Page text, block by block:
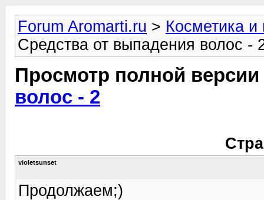
Forum Aromarti.ru > Косметика
Средства от выпадения волос -
Просмотр полной
волос - 2
violetsunset
Продолжаем;)